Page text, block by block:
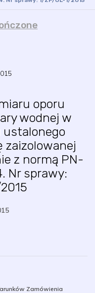
oporu
wodnej w
zaizolowanej
z normą PN-
Nr sprawy:
Zamówienia